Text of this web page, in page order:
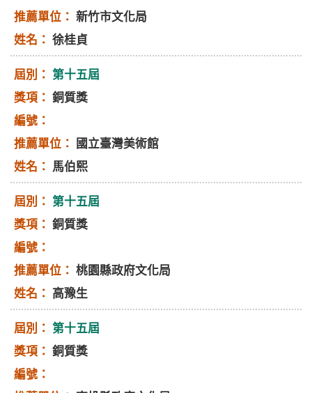
新竹市文化局
徐桂貞
第十五屆
銅質獎
國立臺灣美術館
馬伯熙
第十五屆
銅質獎
桃園縣政府文化局
高豫生
第十五屆
銅質獎